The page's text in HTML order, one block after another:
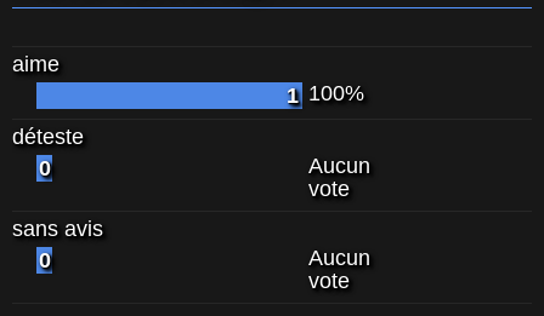
aime
1 100%
déteste
0
Aucun
vote
sans avis
0
Aucun
vote